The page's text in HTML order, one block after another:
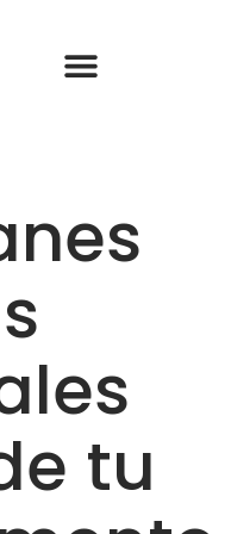
tu